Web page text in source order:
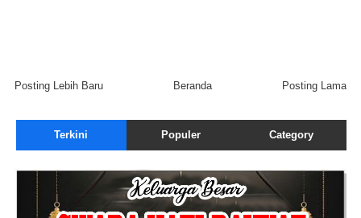
Posting Lebih Baru Posting Lama
Beranda
Terkini Populer Category